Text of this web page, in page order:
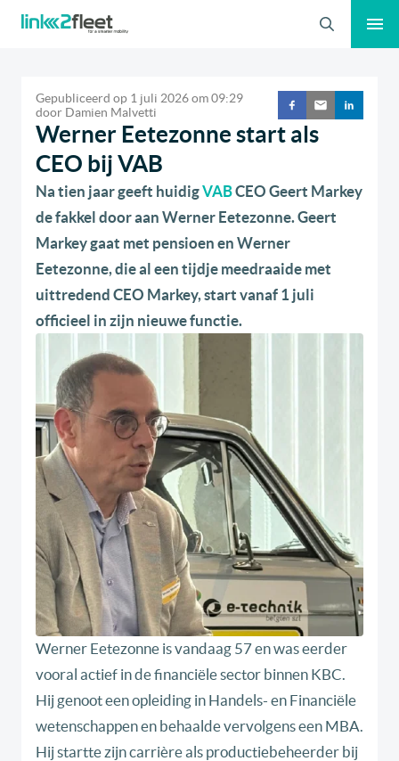
Zoeken
Gepubliceerd op 1 juli 2026om09:29
door Damien Malvetti
Werner Eetezonne start als
CEO bij VAB
Na tien jaar geeft huidigVABCEO Geert Markey
de fakkel door aan Werner Eetezonne. Geert
Markey gaat met pensioen en Werner
Eetezonne, die al een tijdje meedraaide met
uittredend CEO Markey, start vanaf 1 juli
officieel in zijn nieuwe functie.
Werner Eetezonne is vandaag 57 en was eerder
vooral actief in de financiële sector binnen KBC.
Hij genoot een opleiding in Handels- en Financiële
wetenschappen en behaalde vervolgens een MBA.
Hij startte zijn carrière als productiebeheerder bij